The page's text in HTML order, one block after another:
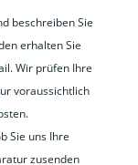
beschreiben Sie
erhalten Sie
Wir prüfen Ihre
voraussichtlich
Sie uns Ihre
zusenden